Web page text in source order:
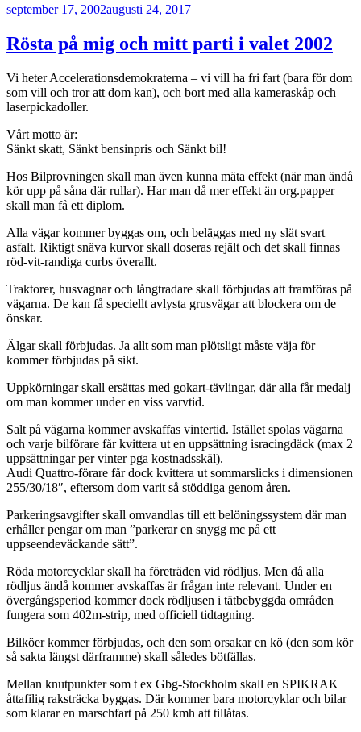
Publicerat
september 17, 2002augusti 24, 2017
Rösta på mig och mitt parti i valet 2002
Vi heter Accelerationsdemokraterna – vi vill ha fri fart (bara för dom
som vill och tror att dom kan), och bort med alla kameraskåp och
laserpickadoller.
Vårt motto är:
Sänkt skatt, Sänkt bensinpris och Sänkt bil!
Hos Bilprovningen skall man även kunna mäta effekt (när man ändå
kör upp på såna där rullar). Har man då mer effekt än org.papper
skall man få ett diplom.
Alla vägar kommer byggas om, och beläggas med ny slät svart
asfalt. Riktigt snäva kurvor skall doseras rejält och det skall finnas
röd-vit-randiga curbs överallt.
Traktorer, husvagnar och långtradare skall förbjudas att framföras på
vägarna. De kan få speciellt avlysta grusvägar att blockera om de
önskar.
Älgar skall förbjudas. Ja allt som man plötsligt måste väja för
kommer förbjudas på sikt.
Uppkörningar skall ersättas med gokart-tävlingar, där alla får medalj
om man kommer under en viss varvtid.
Salt på vägarna kommer avskaffas vintertid. Istället spolas vägarna
och varje bilförare får kvittera ut en uppsättning isracingdäck (max 2
uppsättningar per vinter pga kostnadsskäl).
Audi Quattro-förare får dock kvittera ut sommarslicks i dimensionen
255/30/18″, eftersom dom varit så stöddiga genom åren.
Parkeringsavgifter skall omvandlas till ett belöningssystem där man
erhåller pengar om man ”parkerar en snygg mc på ett
uppseendeväckande sätt”.
Röda motorcycklar skall ha företräden vid rödljus. Men då alla
rödljus ändå kommer avskaffas är frågan inte relevant. Under en
övergångsperiod kommer dock rödljusen i tätbebyggda områden
fungera som 402m-strip, med officiell tidtagning.
Bilköer kommer förbjudas, och den som orsakar en kö (den som kör
så sakta längst därframme) skall således bötfällas.
Mellan knutpunkter som t ex Gbg-Stockholm skall en SPIKRAK
åttafilig raksträcka byggas. Där kommer bara motorcyklar och bilar
som klarar en marschfart på 250 kmh att tillåtas.